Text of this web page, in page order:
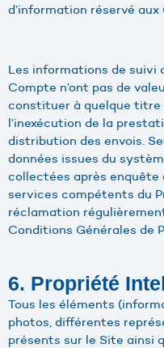
d’information réservé
Les informations de suivi
Compte n’ont pas de
constituer à quelque titre
l’inexécution de la
distribution des envois.
données issues du
collectées après
services compétents du
réclamation
Conditions Générales de
6. Propriété
Tous les éléments
photos, différentes
présents sur le Site ainsi